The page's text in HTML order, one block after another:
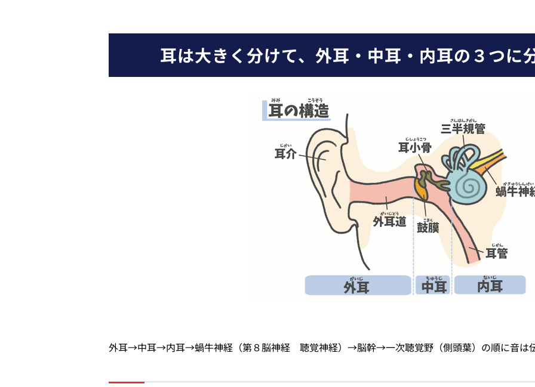
耳は大きく分けて、外耳・中耳・内耳の３つに
外耳→中耳→内耳→蝸牛神経（第８脳神経 聴覚神経）→脳幹→一次聴覚野（側頭葉）の順に音は